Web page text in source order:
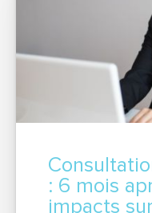
: 6 mois
impacts